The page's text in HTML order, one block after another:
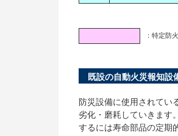
：特定防
既設の自動火災報知設
防災設備に使用されてい
劣化・磨耗していきます
するには寿命部品の定期